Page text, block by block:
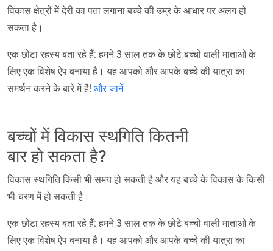
विकास क्षेत्रों में देरी का पता लगाना बच्चे की उम्र के आधार पर अलग हो
सकता है।
एक छोटा रहस्य बता रहे हैं: हमने 3 साल तक के छोटे बच्चों वाली माताओं के
लिए एक विशेष ऐप बनाया है। यह आपको और आपके बच्चे की यात्रा का
समर्थन करने के बारे में है! और जानें
बच्चों में विकास स्थगिति कितनी
बार हो सकता है?
विकास स्थगिति किसी भी समय हो सकती है और यह बच्चे के विकास के किसी
भी चरण में हो सकती है।
एक छोटा रहस्य बता रहे हैं: हमने 3 साल तक के छोटे बच्चों वाली माताओं के
लिए एक विशेष ऐप बनाया है। यह आपको और आपके बच्चे की यात्रा का